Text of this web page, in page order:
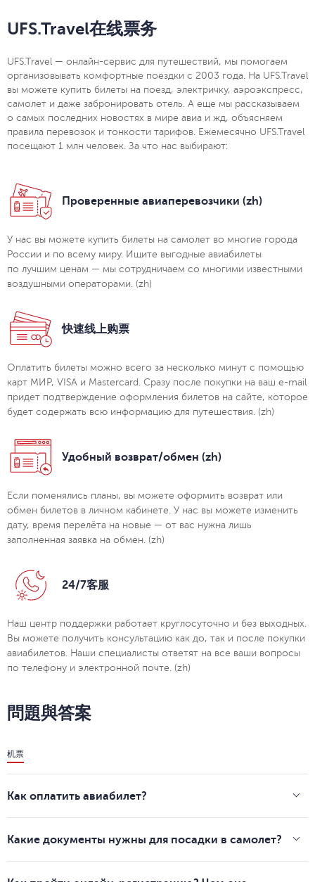
UFS.Travel在线票务
UFS.Travel — онлайн-сервис для путешествий, мы помогаем
организовывать комфортные поездки с 2003 года. На UFS.Travel
вы можете купить билеты на поезд, электричку, аэроэкспресс,
самолет и даже забронировать отель. А еще мы рассказываем
о самых последних новостях в мире авиа и жд, объясняем
правила перевозок и тонкости тарифов. Ежемесячно UFS.Travel
посещают 1 млн человек. За что нас выбирают:
Проверенные авиаперевозчики (zh)
У нас вы можете купить билеты на самолет во многие города
России и по всему миру. Ищите выгодные авиабилеты
по лучшим ценам — мы сотрудничаем со многими известными
воздушными операторами. (zh)
快速线上购票
Оплатить билеты можно всего за несколько минут с помощью
карт МИР, VISA и Mastercard. Сразу после покупки на ваш e-mail
придет подтверждение оформления билетов на сайте, которое
будет содержать всю информацию для путешествия. (zh)
Удобный возврат/обмен (zh)
Если поменялись планы, вы можете оформить возврат или
обмен билетов в личном кабинете. У нас вы можете изменить
дату, время перелёта на новые — от вас нужна лишь
заполненная заявка на обмен. (zh)
24/7客服
Наш центр поддержки работает круглосуточно и без выходных.
Вы можете получить консультацию как до, так и после покупки
авиабилетов. Наши специалисты ответят на все ваши вопросы
по телефону и электронной почте. (zh)
問題與答案
机票
Как оплатить авиабилет?
платежных систем Visa, MasterCard, Maestro, национальной
Какие документы нужны для посадки в самолет?